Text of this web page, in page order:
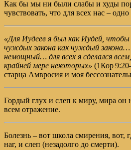
Как бы мы ни были слабы и худы
чувствовать, что для всех нас –
«Для Иудеев я был как Иудей,
чуждых закона как чуждый
немощный… для всех я сделался
крайней мере некоторых» (1Кор
старца Амвросия и моя
Гордый глух и слеп к миру, мира он
всем отражение.
Болезнь – вот школа смирения, вот,
наг, и слеп (незадолго до смерти).